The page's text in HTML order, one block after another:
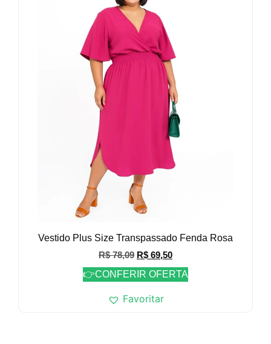
Vestido Plus Size Transpassado Fenda Rosa
R$78,09 R$ 69,50
👉CONFERIR OFERTA
Favoritar